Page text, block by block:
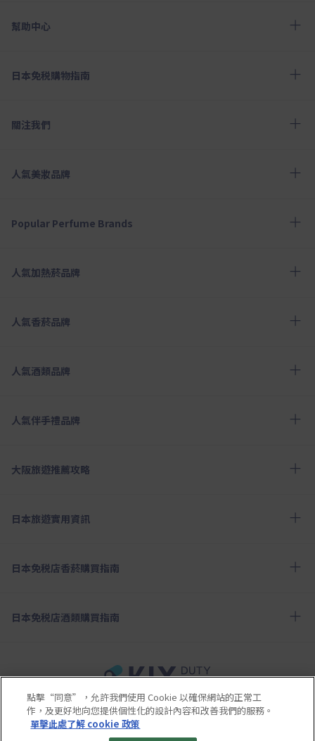
幫助中心
日本免税購物指南
關注我們
人氣美妝品牌
Popular Perfume Brands
人氣加熱菸品牌
人氣香菸品牌
人氣酒類品牌
人氣伴手禮品牌
大阪旅遊推薦攻略
日本旅遊實用資訊
日本免税店香菸購買指南
日本免税店酒類購買指南
使用條款 隱私政策
Cookie政策
關於社交媒體使用規章
點擊“同意”，允許我們使用 Cookie 以確保網站的正常工
作，及更好地向您提供個性化的設計內容和改善我們的服務。
單擊此處了解 cookie 政策